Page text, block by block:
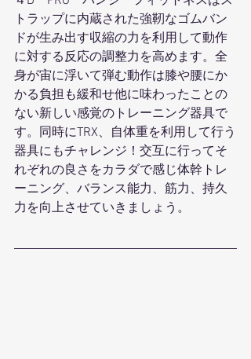
トラップに内蔵された強靭なゴムバン
ドが生み出す収縮の力を利用して動作
に対する反応の調整力を高めます。全
身が宙に浮いて弾む動作は膝や腰にか
かる負担も緩和せ他に味わったことの
ない新しい感覚のトレーニング器具で
す。同時にTRX、自体重を利用して行う
器具にもチャレンジ！交互に行ってそ
れぞれの良さをカラダで感じ体幹トレ
ーニング、バランス能力、筋力、持久
力を向上させていきましょう。